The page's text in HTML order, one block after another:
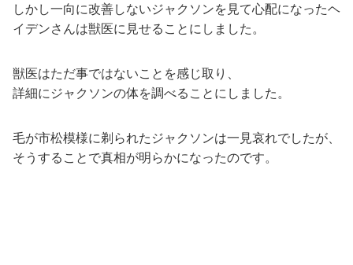
しかし一向に改善しないジャクソンを見て心配になったヘ
イデンさんは獣医に見せることにしました。
獣医はただ事ではないことを感じ取り、
詳細にジャクソンの体を調べることにしました。
毛が市松模様に剃られたジャクソンは一見哀れでしたが、
そうすることで真相が明らかになったのです。